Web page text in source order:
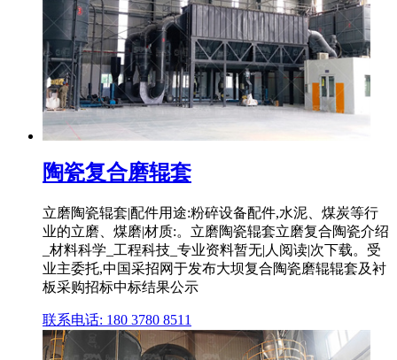
陶瓷复合磨辊套
立磨陶瓷辊套|配件用途:粉碎设备配件,水泥、煤炭等行
业的立磨、煤磨|材质:。立磨陶瓷辊套立磨复合陶瓷介绍
_材料科学_工程科技_专业资料暂无|人阅读|次下载。受
业主委托,中国采招网于发布大坝复合陶瓷磨辊辊套及衬
板采购招标中标结果公示
联系电话: 180 3780 8511